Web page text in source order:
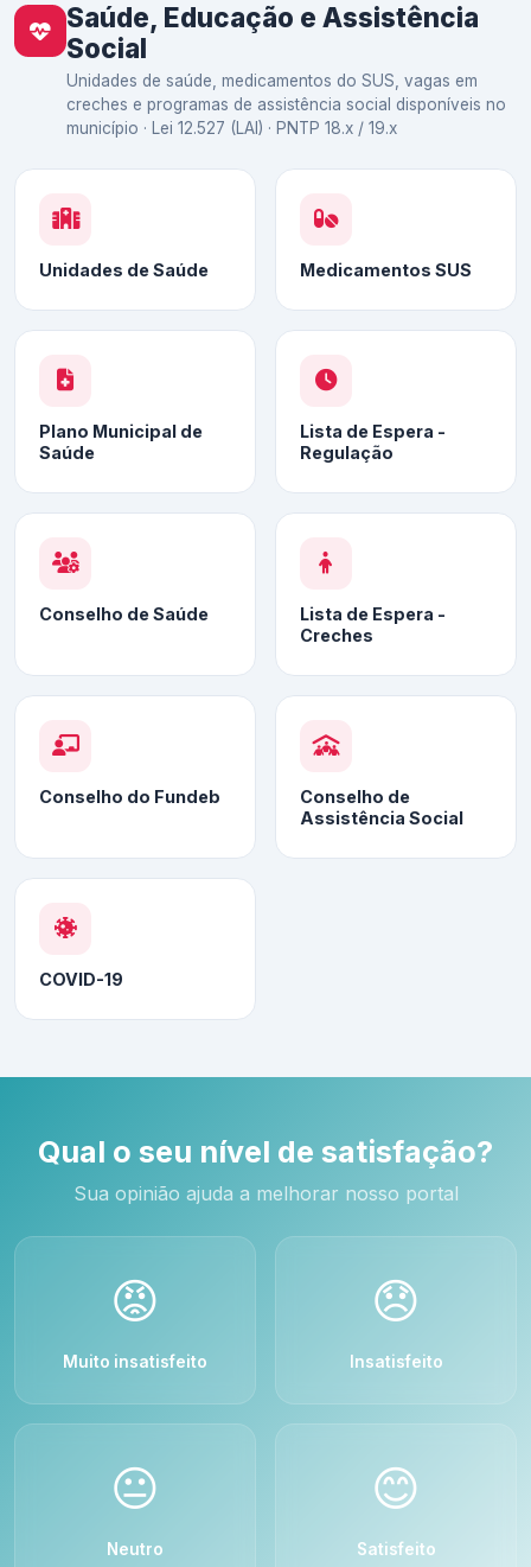
Saúde, Educação e Assistência
Social
Unidades de saúde, medicamentos do SUS, vagas em
creches e programas de assistência social disponíveis no
município · Lei 12.527 (LAI) · PNTP 18.x / 19.x
Unidades de Saúde Medicamentos SUS
Plano Municipal de
Saúde
Lista de Espera -
Regulação
Conselho de Saúde
Lista de Espera -
Creches
Conselho do Fundeb
Conselho de
Assistência Social
COVID-19
Qual o seu nível de satisfação?
Sua opinião ajuda a melhorar nosso portal
😡
Muito insatisfeito
😞
Insatisfeito
😐
Neutro
😊
Satisfeito